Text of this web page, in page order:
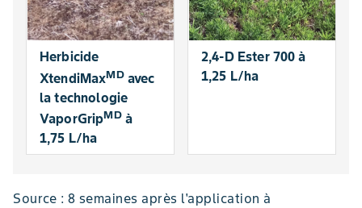
Herbicide
XtendiMaxMDavec
la technologie
VaporGripMDà
1,75 L/ha
2,4-D Ester 700 à
1,25 L/ha
Source : 8 semaines après l'application à